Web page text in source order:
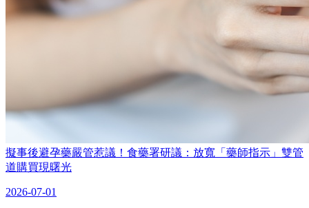
擬事後避孕藥嚴管惹議！食藥署研議：放寬「藥師指示」雙管
道購買現曙光
2026-07-01